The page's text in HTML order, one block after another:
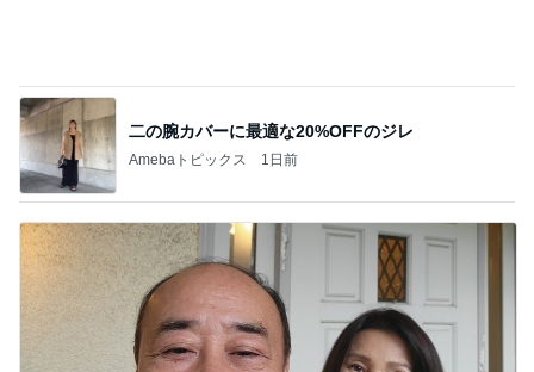
モト冬樹 妻と予約困難なすし屋
Amebaトピックス 1日前
記事を読む